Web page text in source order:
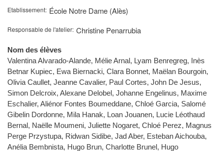
Etablissement École Notre Dame (Alès)
Responsable de l'atelier Christine Penarrubia
Nom des élèves
Valentina Alvarado-Alande, Mélie Arnal, Lyam Benregreg, Inès
Betnar Kupiec, Ewa Biernacki, Clara Bonnet, Maëlan Bourgoin,
Olivia Caullet, Jeanne Cavalier, Paul Cortes, John De Jesus,
Simon Delcroix, Alexane Delobel, Johanne Engelinus, Maxime
Eschalier, Aliénor Fontes Boumeddane, Chloé Garcia, Salomé
Gibelin Dordonne, Mila Hanak, Loan Jouanen, Lucie Léothaud
Bernal, Naëlle Moumeni, Juliette Nogaret, Chloé Perez, Magnus
Perge Przystupa, Ridwan Sidibe, Jad Aber, Esteban Aichouba,
Anélia Bembnista, Hugo Brun, Charlotte Brunel, Hugo